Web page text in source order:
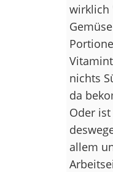
wirklich
nichts
da
Oder
allem